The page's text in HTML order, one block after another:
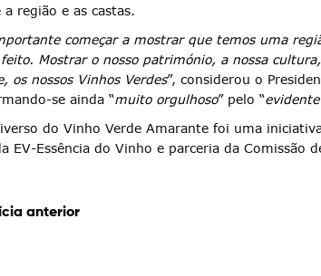
Categorias gerais
Filtros
a região e as castas.
começar a mostrar que temos uma
Mostrar o nosso património, a nossa
os nossos Vinhos Verdes”, considerou o
se ainda “muito orgulhoso” pelo “
do Vinho Verde Amarante foi uma
EV-Essência do Vinho e parceria da Comissão
anterior